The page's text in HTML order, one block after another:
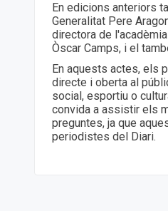
En edicions anteriors
Generalitat Pere
directora de
Òscar Camps, i el
En aquests actes, els
directe i oberta al
social, esportiu o
convida a assistir els
preguntes, ja que
periodistes del Diari.